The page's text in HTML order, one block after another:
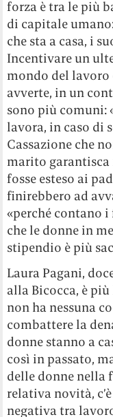
forza è tra le più
di capitale
che sta a casa, i
Incentivare un
mondo del
avverte, in un
sono più comuni:
lavora, in caso di
Cassazione che
marito garantisca
fosse esteso ai
finirebbero ad
«perché contano
che le donne in
stipendio è più
Laura Pagani,
alla Bicocca, è
non ha nessuna
combattere la
donne stanno a
così in passato,
delle donne nella
relativa novità,
negativa tra